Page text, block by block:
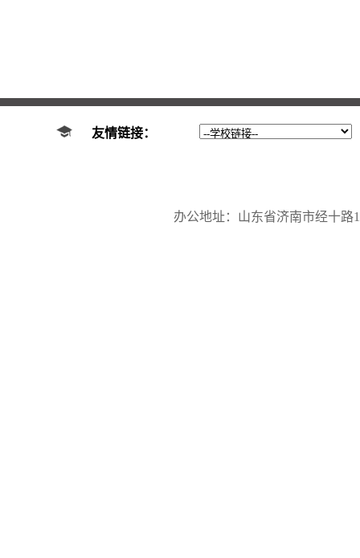
友情链接：
办公地址：山东省济南市经十路